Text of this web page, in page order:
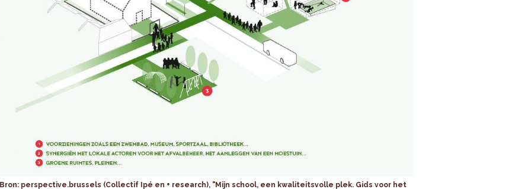
Bron: perspective.brussels (Collectif Ipé en + research), "Mijn school, een kwaliteitsvolle plek. Gids voor het